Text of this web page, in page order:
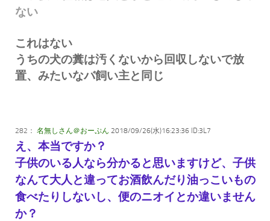
ない
これはない
うちの犬の糞は汚くないから回収しないで放
置、みたいなバ飼い主と同じ
282： 名無しさん＠おーぷん 2018/09/26(水)16:23:36 ID:3L7
え、本当ですか？
子供のいる人なら分かると思いますけど、子供
なんて大人と違ってお酒飲んだり油っこいもの
食べたりしないし、便のニオイとか違いません
か？